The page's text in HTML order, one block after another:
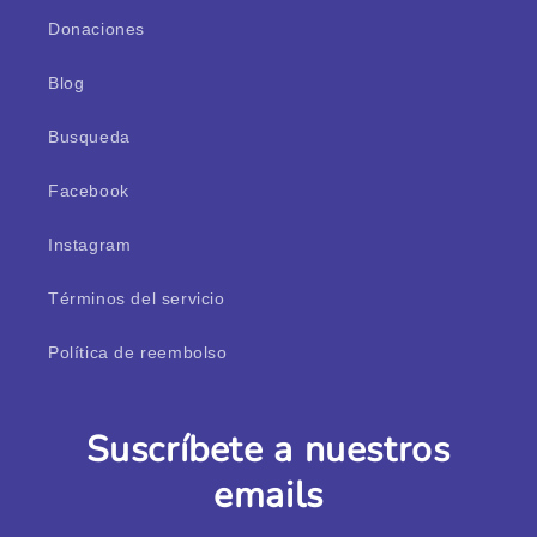
Donaciones
Blog
Busqueda
Facebook
Instagram
Términos del servicio
Política de reembolso
Suscríbete a nuestros
emails